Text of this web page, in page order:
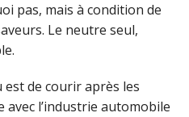
pas, mais à condition de
Le neutre seul,
de courir après les
avec l’industrie automobile